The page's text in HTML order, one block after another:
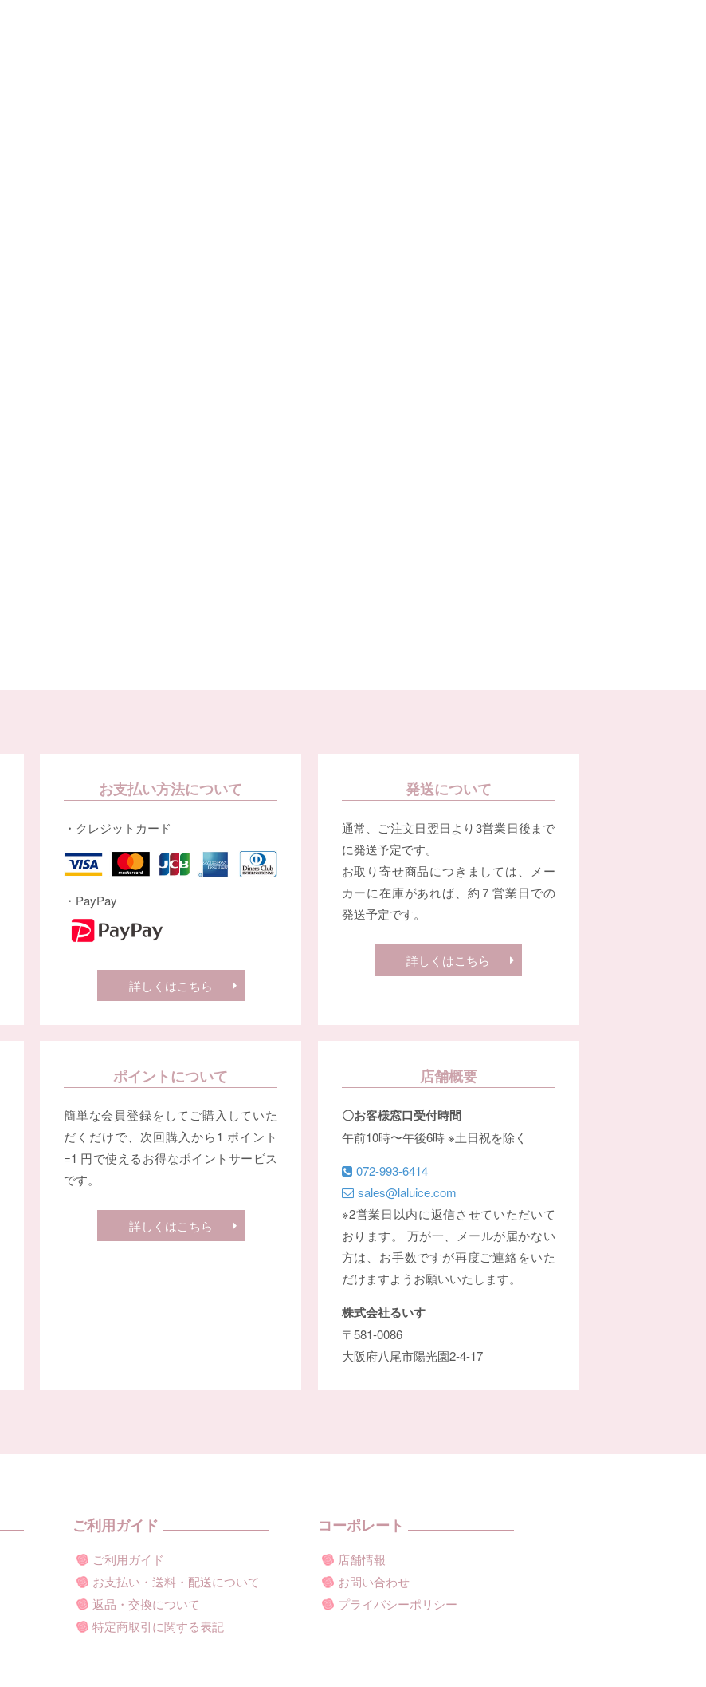
お支払い方法について
・クレジットカード
・PayPay
詳しくはこちら
発送について
通常、ご注文日翌日より3営業日後まで
に発送予定です。
お取り寄せ商品につきましては、メー
カーに在庫があれば、約７営業日での
発送予定です。
詳しくはこちら
ポイントについて
簡単な会員登録をしてご購入していた
だくだけで、次回購入から1 ポイント
=1 円で使えるお得なポイントサービス
です。
詳しくはこちら
店舗概要
〇お客様窓口受付時間
午前10時〜午後6時 ※土日祝を除く
072-993-6414
sales@laluice.com
※2営業日以内に返信させていただいて
おります。 万が一、メールが届かない
方は、お手数ですが再度ご連絡をいた
だけますようお願いいたします。
株式会社るいす
〒581-0086
大阪府八尾市陽光園2-4-17
ご利用ガイド
ご利用ガイド
お支払い・送料・配送について
返品・交換について
特定商取引に関する表記
コーポレート
店舗情報
お問い合わせ
プライバシーポリシー